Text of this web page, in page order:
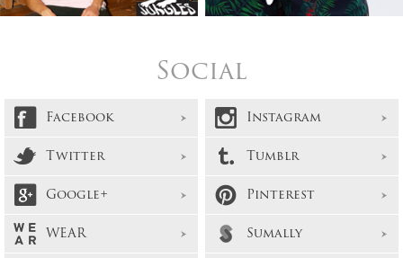
Social
Facebook
Instagram
Twitter
Tumblr
Google+
Pinterest
WEAR
Sumally